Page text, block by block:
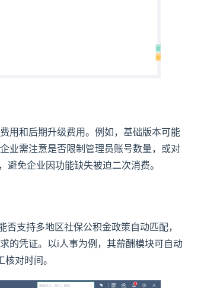
用和后期升级费用。例如，基础版本可能
业需注意是否限制管理员账号数量，或对
免企业因功能缺失被迫二次消费。
支持多地区社保公积金政策自动匹配，
的凭证。以i人事为例，其薪酬模块可自动
对时间。